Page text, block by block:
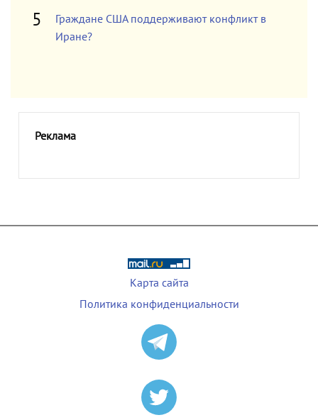
Граждане США поддерживают конфликт в
Иране?
Реклама
Карта сайта
Политика конфиденциальности